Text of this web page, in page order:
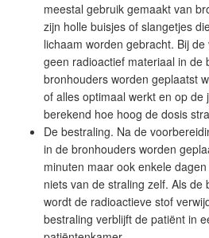
meestal gebruik gemaakt van
zijn holle buisjes of slangetjes
lichaam worden gebracht. Bij
geen radioactief materiaal in de
bronhouders worden geplaatst
of alles optimaal werkt en op de
berekend hoe hoog de dosis
De bestraling. Na de
in de bronhouders worden
minuten maar ook enkele
niets van de straling zelf. Als de
wordt de radioactieve stof
bestraling verblijft de patiënt in